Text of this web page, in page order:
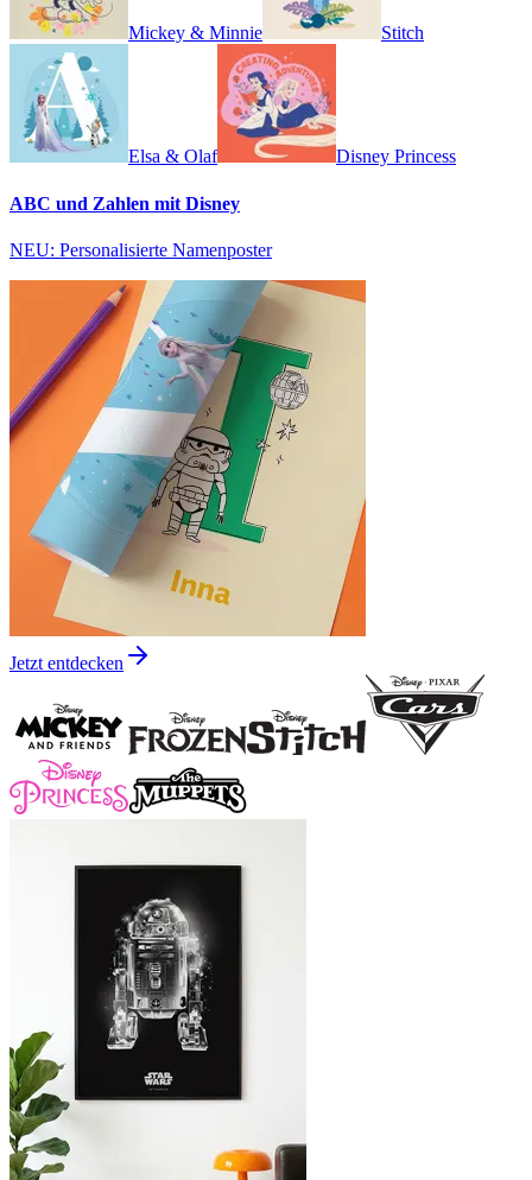
Mickey & Minnie Stitch
Elsa & Olaf Disney Princess
ABC und Zahlen mit Disney
NEU: Personalisierte Namenposter
Jetzt entdecken